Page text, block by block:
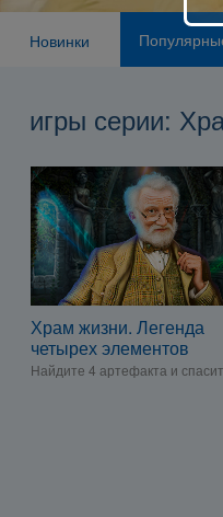
Новинки
игры серии:
Храм жизни. Легенда
четырех элементов
Найдите 4 артефакта и